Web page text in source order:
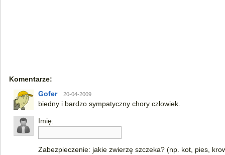
Komentarze:
Gofer
20-04-2009
biedny i bardzo sympatyczny chory człowiek.
Imię:
Zabezpieczenie: jakie zwierzę szczeka? (np. kot, pies,